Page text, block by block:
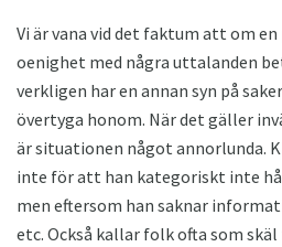
Vi är vana vid det faktum att om
oenighet med några uttalanden
verkligen har en annan syn på
övertyga honom. När det gäller
är situationen något annorlunda.
inte för att han kategoriskt inte
men eftersom han saknar
etc. Också kallar folk ofta som